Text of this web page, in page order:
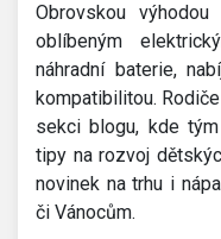
Obrovskou
oblíbeným
náhradní baterie,
kompatibilitou.
sekci blogu, kde
tipy na rozvoj
novinek na trhu i
či Vánocům.